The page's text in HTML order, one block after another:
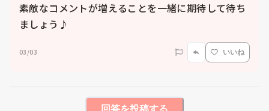
素敵なコメントが増えることを一緒に期待して待ち
ましょう♪
03/03 いいね
回答を投稿する